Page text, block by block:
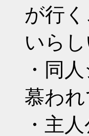
が行
いらし
・同
慕われ
・主